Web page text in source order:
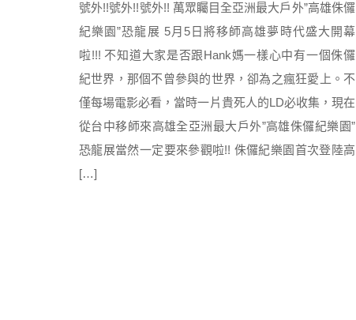
號外!!號外!!號外!! 萬眾矚目全亞洲最大戶外”高雄侏儸
紀樂園”恐龍展 5月5日將移師高雄夢時代盛大開幕
啦!!! 不知道大家是否跟Hank媽一樣心中有一個侏儸
紀世界，那個不曾參與的世界，卻為之瘋狂愛上。不
僅每場電影必看，當時一片貴死人的LD必收集，現在
從台中移師來高雄全亞洲最大戶外”高雄侏儸紀樂園”
恐龍展當然一定要來參觀啦!! 侏儸紀樂園首次登陸高
[…]